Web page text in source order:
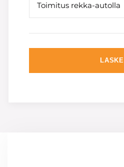
Toimitus rekka-autolla
LASKE